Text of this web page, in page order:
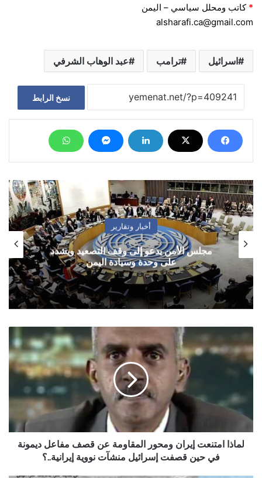
* كاتب ومحلل سياسي – اليمن
alsharafi.ca@gmail.com
اسرائيل ترامب عبد الوهاب الشرفي
نسخ الرابط
أخبار وتقارير
مجلس الأمن يدعو إلى وقف التصعيد ويشدد
على وحدة وسيادة اليمن
لماذا
امتنعت
إيران
ومحور
قصف
مفاعل
ديمونة
لماذا امتنعت إيران ومحور المقاومة عن قصف مفاعل ديمونة
في حين قصفت إسرائيل منشآت نووية إيرانية..؟